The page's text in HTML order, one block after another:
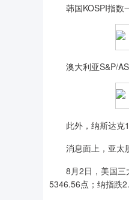
韩国KOSPI指数一
澳大利亚S&P/
此外，纳斯达克
消息面上，亚太股
8月2日，美国三大
5346.56点；纳指跌